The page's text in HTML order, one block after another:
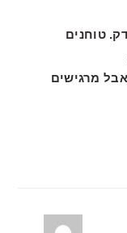
טוחנים
מרגישים